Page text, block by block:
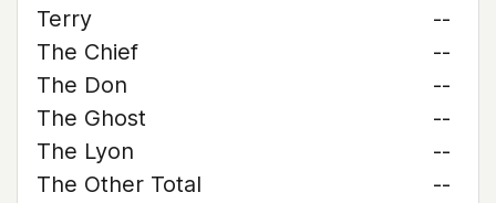
Terry
--
The Chief
--
The Don
--
The Ghost
--
The Lyon
--
The Other Total
--